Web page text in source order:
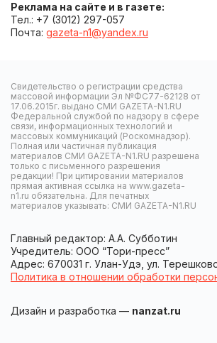
Реклама на сайте и в газете:
Тел.: +7 (3012) 297-057
Почта: gazeta-n1@yandex.ru
Свидетельство о регистрации средства
массовой информации Эл №ФС77-62128 от
17.06.2015г. выдано СМИ GAZETA-N1.RU
Федеральной службой по надзору в сфере
связи, информационных технологий и
массовых коммуникаций (Роскомнадзор).
Полная или частичная публикация
материалов СМИ GAZETA-N1.RU разрешена
только с письменного разрешения
редакции! При цитировании материалов
прямая активная ссылка на www.gazeta-
n1.ru обязательна. Для печатных
материалов указывать: СМИ GAZETA-N1.RU
Главный редактор: А.А. Субботин
Учредитель: ООО “Тори-пресс”
Адрес: 670031 г. Улан-Удэ, ул.
Политика в отношении обработки
Дизайн и разработка — nanzat.ru